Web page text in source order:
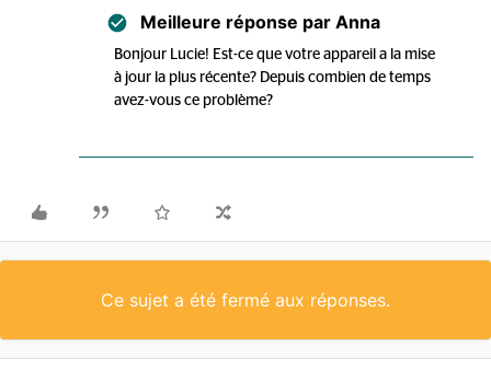
Meilleure réponse par Anna
Bonjour Lucie! Est-ce que votre appareil a la mise
à jour la plus récente? Depuis combien de temps
avez-vous ce problème?
Ce sujet a été fermé aux réponses.